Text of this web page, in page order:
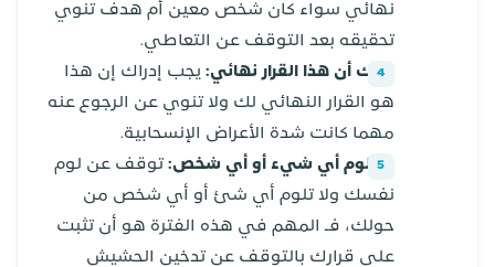
نهائي سواء كان شخص معين أم هدف تنوي
تحقيقه بعد التوقف عن التعاطي.
ندرك أن هذا القرار نهائي: يجب إدراك إن هذا
هو القرار النهائي لك ولا تنوي عن الرجوع عنه
مهما كانت شدة الأعراض الإنسحابية.
لا تلوم أي شيء أو أي شخص: توقف عن لوم
نفسك ولا تلوم أي شئ أو أي شخص من
حولك، فـ المهم في هذه الفترة هو أن تثبت
على قرارك بالتوقف عن تدخين الحشيش